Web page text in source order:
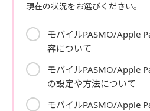
現在の状況をお選びください。
モバイルPASMO/Apple
容について
モバイルPASMO/Apple
の設定や方法について
モバイルPASMO/Apple